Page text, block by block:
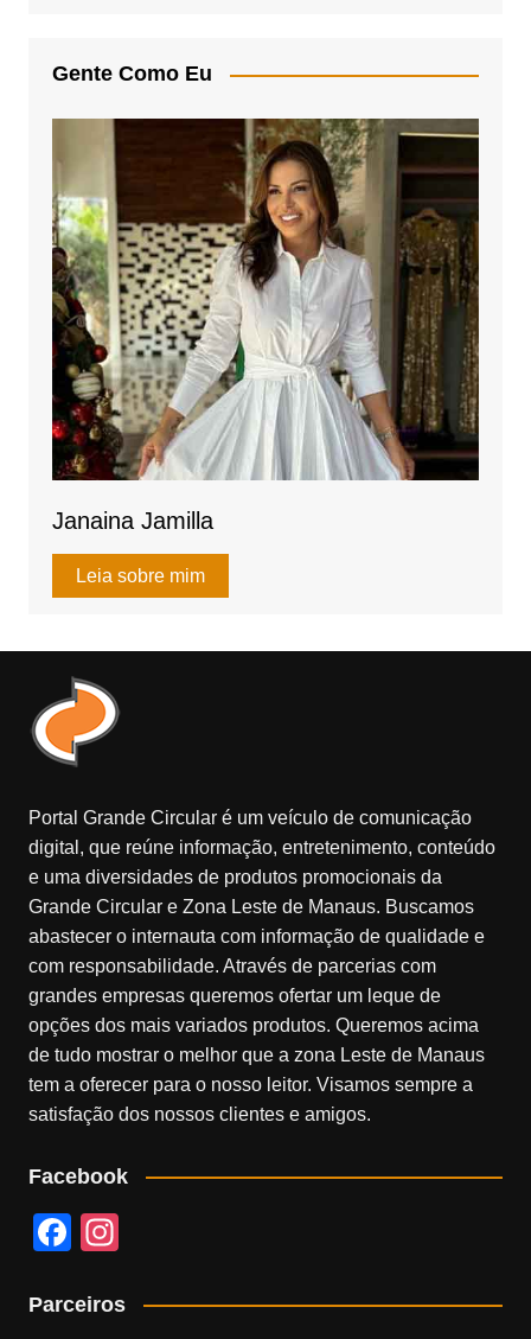
p
p
o
o
Gente Como Eu
Janaina Jamilla
Leia sobre mim
Portal Grande Circular é um veículo de comunicação
digital, que reúne informação, entretenimento, conteúdo
e uma diversidades de produtos promocionais da
Grande Circular e Zona Leste de Manaus. Buscamos
abastecer o internauta com informação de qualidade e
com responsabilidade. Através de parcerias com
grandes empresas queremos ofertar um leque de
opções dos mais variados produtos. Queremos acima
de tudo mostrar o melhor que a zona Leste de Manaus
tem a oferecer para o nosso leitor. Visamos sempre a
satisfação dos nossos clientes e amigos.
Facebook
F
c
a
Parceiros